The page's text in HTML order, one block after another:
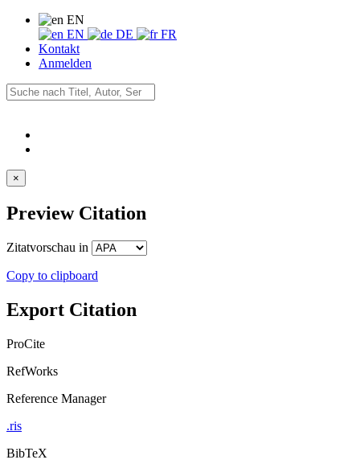
EN
EN
DE
FR
Kontakt
Anmelden
×
Preview Citation
Zitatvorschau in
Copy to clipboard
Export Citation
ProCite
RefWorks
Reference Manager
.ris
BibTeX